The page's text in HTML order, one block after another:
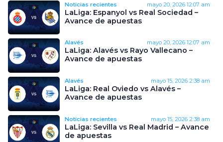
Noticias recientes mayo 20, 2026 12:07 am
LaLiga: Espanyol vs Real Sociedad –
Avance de apuestas
Alavés mayo 20, 2026 12:07 am
LaLiga: Alavés vs Rayo Vallecano –
Avance de apuestas
Alavés mayo 15, 2026 2:38 am
LaLiga: Real Oviedo vs Alavés –
Avance de apuestas
Noticias recientes mayo 15, 2026 2:38 am
LaLiga: Sevilla vs Real Madrid – Avance
de apuestas